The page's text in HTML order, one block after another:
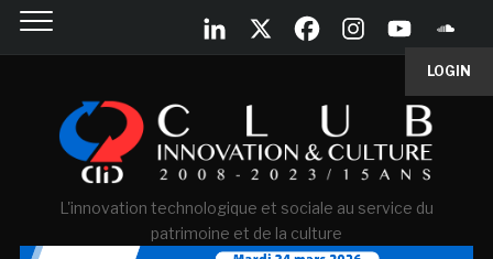
LOGIN
L'innovation technologique et sociale au service du
patrimoine et de la culture